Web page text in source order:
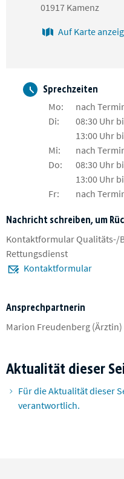
01917 Kamenz
Auf Karte
Sprechzeiten
Mo:
nach
Di:
08:30 Uhr
13:00 Uhr
Mi:
nach
Do:
08:30 Uhr
13:00 Uhr
Fr:
nach
Nachricht schreiben, um
Kontaktformular Qualitäts-/
Rettungsdienst
Kontaktformular
Ansprechpartnerin
Marion Freudenberg (Ärztin)
Aktualität dieser
Für die Aktualität dieser
verantwortlich.